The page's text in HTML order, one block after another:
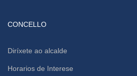
CONCELLO
Diríxete ao alcalde
Horarios de Interese